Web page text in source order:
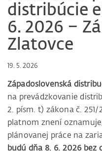
distribúcie
6. 2026 –
Zlatovce
19. 5. 2026
Západoslovenská
na prevádzkovanie
2. písm. t) zákona č.
platnom znení
plánovanej práce na
budú dňa 8. 6. 2026 bez